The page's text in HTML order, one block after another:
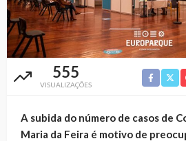
555
VISUALIZAÇÕES
A subida do número de casos de
Maria da Feira é motivo de